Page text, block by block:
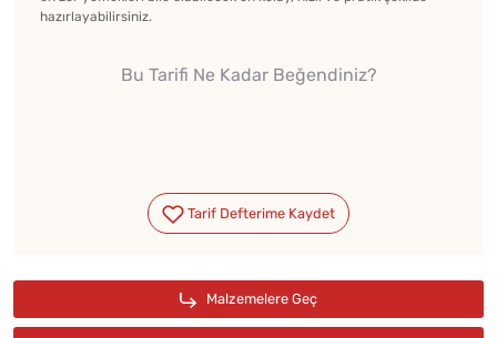
hazırlayabilirsiniz.
Bu Tarifi Ne Kadar Beğendiniz?